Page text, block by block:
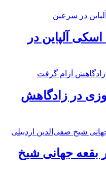
آلپاین در
در زادگاهش
بقعه جهانی شیخ